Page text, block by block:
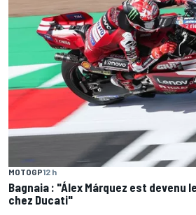
MOTOGP12 h
Bagnaia : "Álex Márquez est devenu
chez Ducati"